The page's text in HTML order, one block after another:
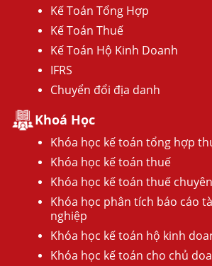
Kế Toán Tổng Hợp
Kế Toán Thuế
Kế Toán Hộ Kinh Doanh
IFRS
Chuyển đổi địa danh
Khoá Học
Khóa học kế toán tổng hợp
Khóa học kế toán thuế
Khóa học kế toán thuế
Khóa học phân tích báo cáo
nghiệp
Khóa học kế toán hộ kinh
Khóa học kế toán cho chủ